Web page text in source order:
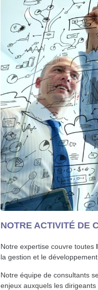
NOTRE ACTIVITÉ DE
Notre expertise couvre toutes
la gestion et le
Notre équipe de consultants
enjeux auxquels les